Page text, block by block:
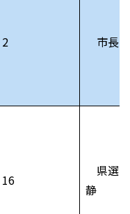
2 市長
16
県選
静